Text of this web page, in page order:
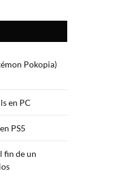
Pokopia)
en PC
PS5
fin de un